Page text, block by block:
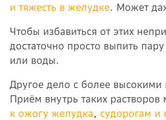
и тяжесть в желудке. Может
Чтобы избавиться от этих
достаточно просто выпить
или воды.
Другое дело с более высокими
Приём внутрь таких растворов
к ожогу желудка, судорогам и